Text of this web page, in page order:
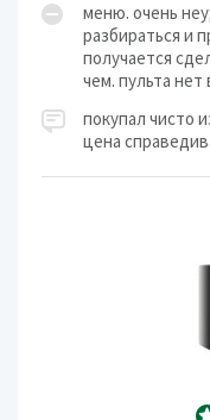
меню. очень
разбираться и
получается
чем. пульта нет
покупал чисто
цена